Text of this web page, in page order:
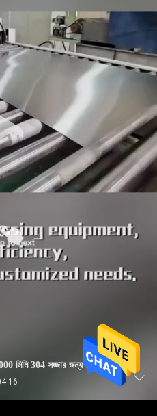
মিমি 304 সজ্জার জন্য প্লেট
16